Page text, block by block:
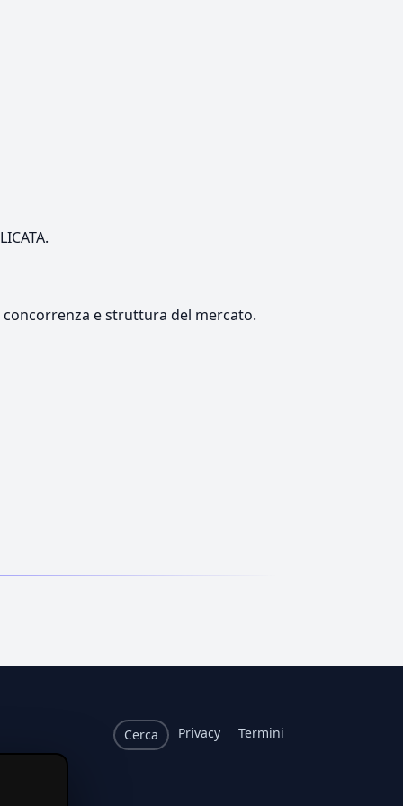
e struttura del mercato.
Cerca Privacy Termini